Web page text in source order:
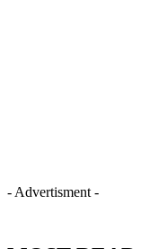
- Advertisment -